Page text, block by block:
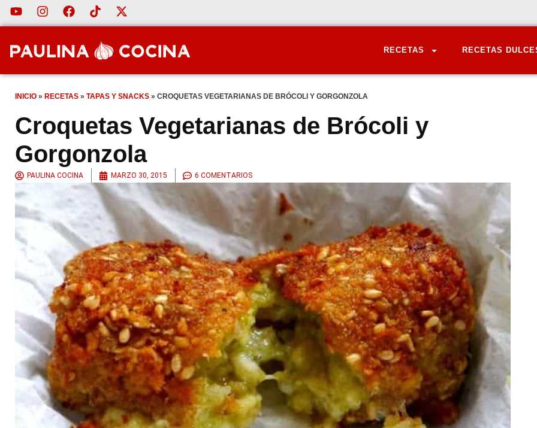
RECETAS RECETAS
INICIO » RECETAS » TAPAS Y SNACKS » CROQUETAS VEGETARIANAS DE BRÓCOLI Y GORGONZOLA
Croquetas Vegetarianas de Brócoli y
Gorgonzola
PAULINA COCINA MARZO 30, 2015 6 COMENTARIOS